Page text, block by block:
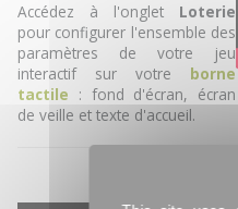
Accédez à l'onglet Loterie
pour configurer l'ensemble des
paramètres de votre jeu
interactif sur votre borne
tactile : fond d'écran, écran
de veille et texte d'accueil.